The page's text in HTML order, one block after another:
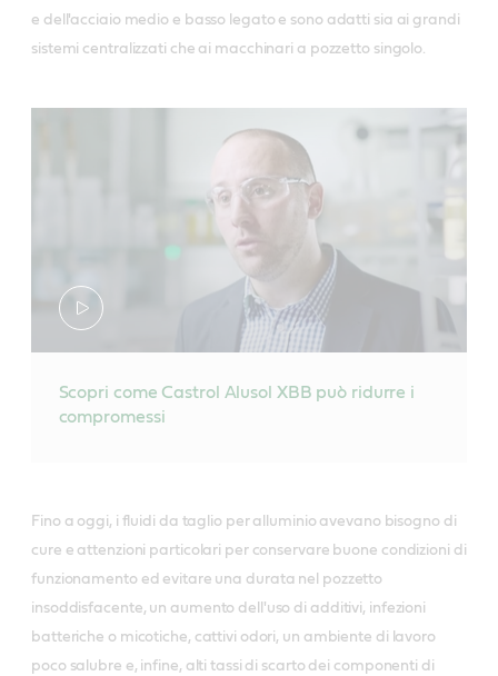
e dell'acciaio medio e basso legato e sono adatti sia ai grandi
sistemi centralizzati che ai macchinari a pozzetto singolo.
Scopri come Castrol Alusol XBB può ridurre i
compromessi
Fino a oggi, i fluidi da taglio per alluminio avevano bisogno di
cure e attenzioni particolari per conservare buone condizioni di
funzionamento ed evitare una durata nel pozzetto
insoddisfacente, un aumento dell'uso di additivi, infezioni
batteriche o micotiche, cattivi odori, un ambiente di lavoro
poco salubre e, infine, alti tassi di scarto dei componenti di